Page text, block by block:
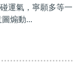
運氣，寧願多等一
煽動...